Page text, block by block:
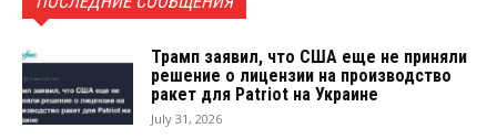
Трамп заявил, что США еще не приняли
решение о лицензии на производство
ракет для Patriot на Украине
July 31, 2026